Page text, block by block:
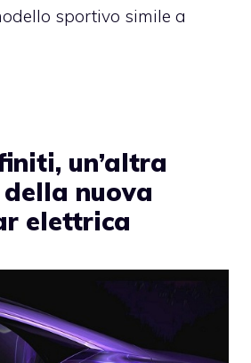
sportivo simile a
un’altra
nuova
elettrica